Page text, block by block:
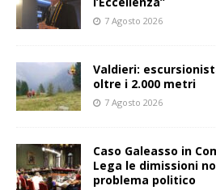
7 Agosto 2026
Valdieri:
oltre i 2.000 metri
7 Agosto 2026
Caso Galeasso in
Lega le dimissioni
problema politico